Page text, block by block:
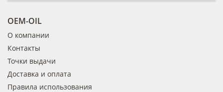
OEM-OIL
О компании
Контакты
Точки выдачи
Доставка и оплата
Правила использования